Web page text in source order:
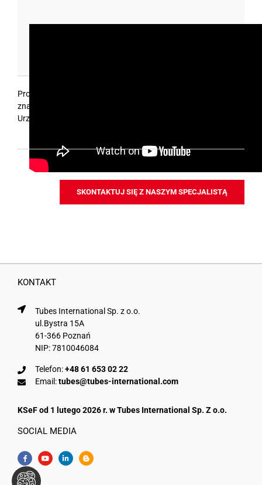
Produkty wykorzystane w filmie instruktażowym można
znaleźć w grupie
Urządzenia
SKONTAKTUJ SIĘ Z NASZYM SPECJALISTĄ
KONTAKT
Tubes International Sp. z o.o.
ul.Bystra 15A
61-366 Poznań
NIP: 7810046084
Telefon:+48 61 653 02 22
Email:tubes@tubes-international.com
KSeF od 1 lutego 2026 r. w Tubes International Sp. Z o.o.
SOCIAL MEDIA